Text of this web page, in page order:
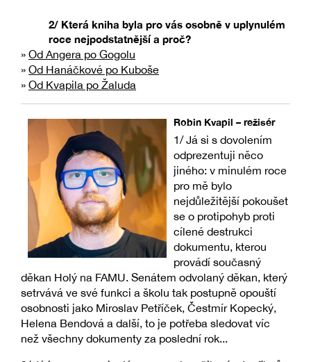
2/ Která kniha byla pro vás osobně v uplynulém
roce nejpodstatnější a proč?
» Od Angera po Gogolu
» Od Hanáčkové po Kuboše
» Od Kvapila po Žaluda
Robin Kvapil – režisér
1/ Já si s dovolením
odprezentuji něco
jiného: v minulém roce
pro mě bylo
nejdůležitější pokoušet
se o protipohyb proti
cílené destrukci
dokumentu, kterou
provádí současný
děkan Holý na FAMU. Senátem odvolaný děkan, který
setrvává ve své funkci a školu tak postupně opouští
osobnosti jako Miroslav Petříček, Čestmír Kopecký,
Helena Bendová a další, to je potřeba sledovat víc
než všechny dokumenty za poslední rok...